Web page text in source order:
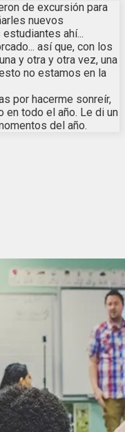
de excursión para
nuevos
ahí...
así que, con los
y otra y otra vez, una
no estamos en la
por hacerme sonreír,
en todo el año. Le di un
del año.